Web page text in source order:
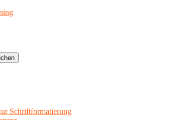
Schriftformatierung